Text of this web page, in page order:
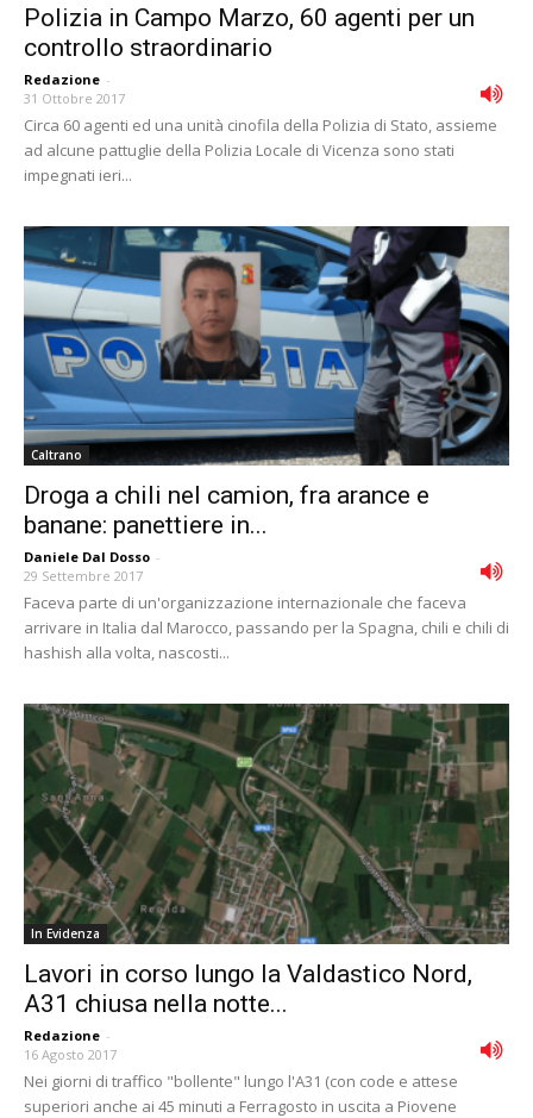
Polizia in Campo Marzo, 60 agenti per un
controllo straordinario
Redazione -
31 Ottobre 2017
Circa 60 agenti ed una unità cinofila della Polizia di Stato, assieme
ad alcune pattuglie della Polizia Locale di Vicenza sono stati
impegnati ieri...
Caltrano
Droga a chili nel camion, fra arance e
banane: panettiere in...
Daniele Dal Dosso -
29 Settembre 2017
Faceva parte di un'organizzazione internazionale che faceva
arrivare in Italia dal Marocco, passando per la Spagna, chili e chili di
hashish alla volta, nascosti...
In Evidenza
Lavori in corso lungo la Valdastico Nord,
A31 chiusa nella notte...
Redazione -
16 Agosto 2017
Nei giorni di traffico "bollente" lungo l'A31 (con code e attese
superiori anche ai 45 minuti a Ferragosto in uscita a Piovene